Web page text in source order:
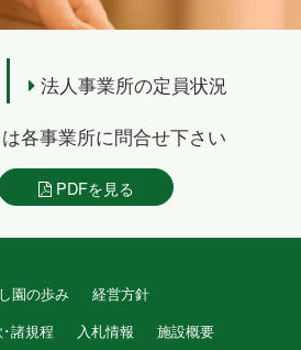
法人事業所の定員状況
各事業所に問合せ下さい
PDFを見る
園の歩み
経営方針
諸規程 入札情報 施設概要